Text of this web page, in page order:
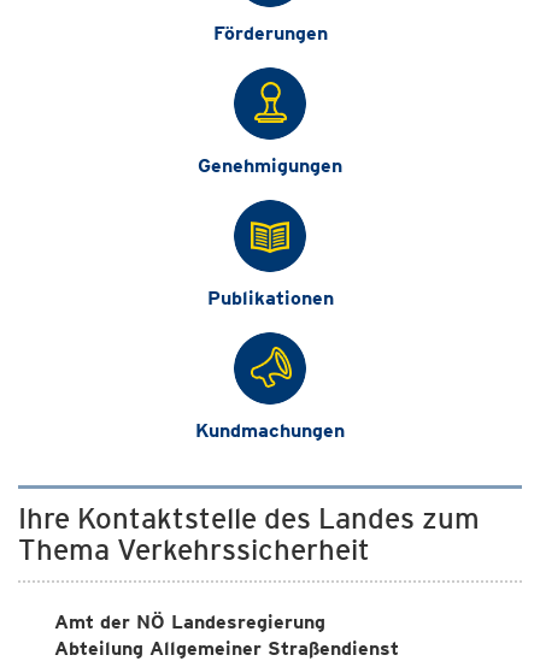
Förderungen
Genehmigungen
Publikationen
Kundmachungen
Ihre Kontaktstelle des Landes zum
Thema Verkehrssicherheit
Amt der NÖ Landesregierung
Abteilung Allgemeiner Straßendienst